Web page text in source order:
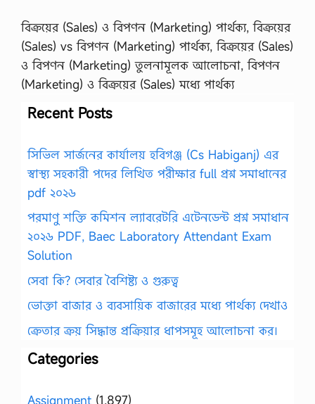
বিক্রয়ের (Sales) ও বিপণন (Marketing) পার্থক্য, বিক্রয়ের
(Sales) vs বিপণন (Marketing) পার্থক্য, বিক্রয়ের (Sales)
ও বিপণন (Marketing) তুলনামূলক আলোচনা, বিপণন
(Marketing) ও বিক্রয়ের (Sales) মধ্যে পার্থক্য
Recent Posts
সিভিল সার্জনের কার্যালয় হবিগঞ্জ (Cs Habiganj) এর
স্বাস্থ্য সহকারী পদের লিখিত পরীক্ষার full প্রশ্ন সমাধানের
pdf ২০২৬
পরমাণু শক্তি কমিশন ল্যাবরেটরি এটেনডেন্ট প্রশ্ন সমাধান
২০২৬ PDF, Baec Laboratory Attendant Exam
Solution
সেবা কি? সেবার বৈশিষ্ট্য ও গুরুত্ব
ভোক্তা বাজার ও ব্যবসায়িক বাজারের মধ্যে পার্থক্য দেখাও
ক্রেতার ক্রয় সিদ্ধান্ত প্রক্রিয়ার ধাপসমূহ আলোচনা কর।
Categories
Assignment (1,897)